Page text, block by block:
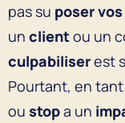
pas su poser
un client ou un
culpabiliserest
Pourtant, en tant
ou stopa un